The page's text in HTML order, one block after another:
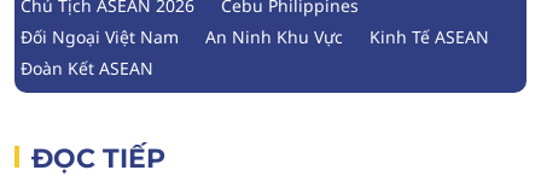
Chủ Tịch ASEAN 2026
Cebu Philippines
Đối Ngoại Việt Nam
An Ninh Khu Vực
Kinh Tế ASEAN
Đoàn Kết ASEAN
ĐỌC TIẾP